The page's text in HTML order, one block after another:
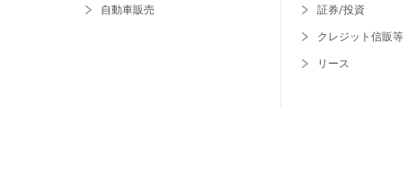
自動車販売 証券/投資
クレジット信販等
リース